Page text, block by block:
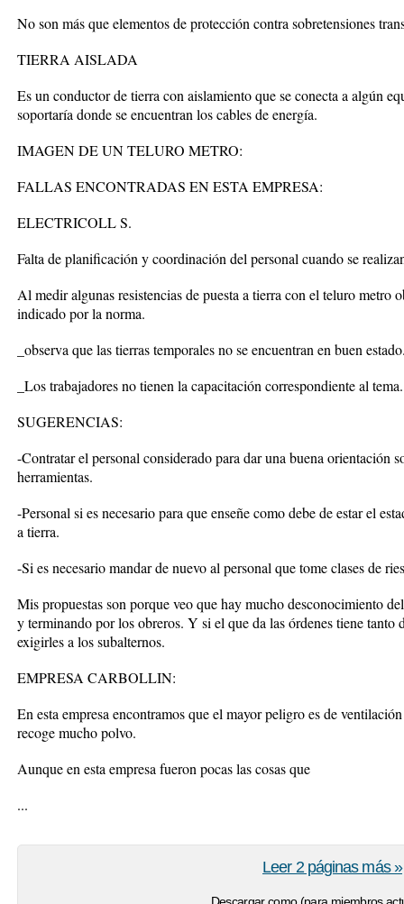
No son más que elementos de protección contra sobretensiones
TIERRA AISLADA
Es un conductor de tierra con aislamiento que se conecta a algún
soportaría donde se encuentran los cables de energía.
IMAGEN DE UN TELURO METRO:
FALLAS ENCONTRADAS EN ESTA EMPRESA:
ELECTRICOLL S.
Falta de planificación y coordinación del personal cuando se
Al medir algunas resistencias de puesta a tierra con el teluro metro
indicado por la norma.
_observa que las tierras temporales no se encuentran en buen
_Los trabajadores no tienen la capacitación correspondiente al tema.
SUGERENCIAS:
-Contratar el personal considerado para dar una buena orientación
herramientas.
-Personal si es necesario para que enseñe como debe de estar el
a tierra.
-Si es necesario mandar de nuevo al personal que tome clases de
Mis propuestas son porque veo que hay mucho desconocimiento
y terminando por los obreros. Y si el que da las órdenes tiene tanto
exigirles a los subalternos.
EMPRESA CARBOLLIN:
En esta empresa encontramos que el mayor peligro es de
recoge mucho polvo.
Aunque en esta empresa fueron pocas las cosas que
...
Leer 2 páginas más »